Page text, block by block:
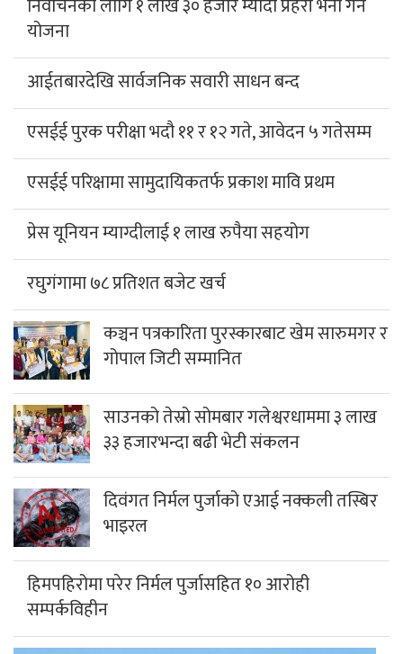
निर्वाचनका लागि १ लाख ३० हजार म्यादी प्रहरी भर्ना गर्ने
योजना
आईतबारदेखि सार्वजनिक सवारी साधन बन्द
एसईई पुरक परीक्षा भदौ ११ र १२ गते, आवेदन ५ गतेसम्म
एसईई परिक्षामा सामुदायिकतर्फ प्रकाश मावि प्रथम
प्रेस यूनियन म्याग्दीलाई १ लाख रुपैया सहयोग
रघुगंगामा ७८ प्रतिशत बजेट खर्च
कञ्चन पत्रकारिता पुरस्कारबाट खेम सारुमगर र
गोपाल जिटी सम्मानित
साउनको तेस्रो सोमबार गलेश्वरधाममा ३ लाख
३३ हजारभन्दा बढी भेटी संकलन
दिवंगत निर्मल पुर्जाको एआई नक्कली तस्बिर
भाइरल
हिमपहिरोमा परेर निर्मल पुर्जासहित १० आरोही
सम्पर्कविहीन